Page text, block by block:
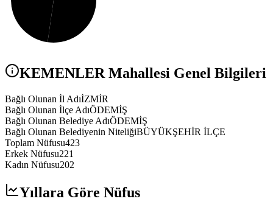
KEMENLERMahallesi Genel Bilgileri
Bağlı Olunan İl AdıİZMİR
Bağlı Olunan İlçe AdıÖDEMİŞ
Bağlı Olunan Belediye AdıÖDEMİŞ
Bağlı Olunan Belediyenin NiteliğiBÜYÜKŞEHİR İLÇE
Toplam Nüfusu423
Erkek Nüfusu221
Kadın Nüfusu202
Yıllara Göre Nüfus